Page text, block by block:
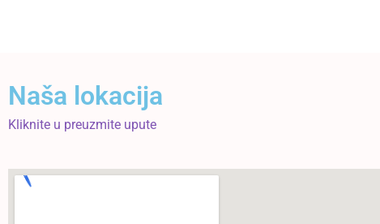
Naša lokacija
Kliknite u preuzmite upute